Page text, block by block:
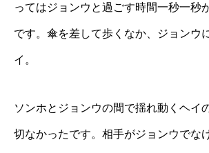
ってはジョンウと過ごす時間一秒一秒
です。傘を差して歩くなか、ジョンウ
イ。
ソンホとジョンウの間で揺れ動くヘイ
切なかったです。相手がジョンウでな